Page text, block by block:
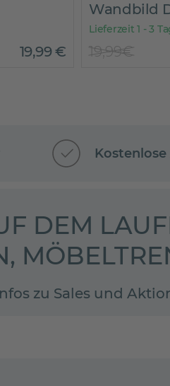
19,99€
Wandbild
Lieferzeit 1 - 3
19,99€
DEM
zu Sales und